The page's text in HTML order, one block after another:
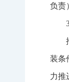
负责
装条
力推